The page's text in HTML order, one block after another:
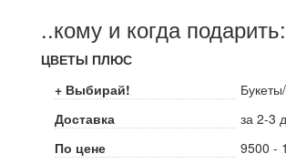
..кому и когда
ЦВЕТЫ ПЛЮС
+ Выбирай!
Доставка
за 2-3
По цене
9500 -